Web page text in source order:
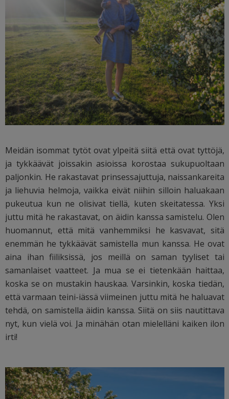
Meidän isommat tytöt ovat ylpeitä siitä että ovat tyttöjä,
ja tykkäävät joissakin asioissa korostaa sukupuoltaan
paljonkin. He rakastavat prinsessajuttuja, naissankareita
ja liehuvia helmoja, vaikka eivät niihin silloin haluakaan
pukeutua kun ne olisivat tiellä, kuten skeitatessa. Yksi
juttu mitä he rakastavat, on äidin kanssa samistelu. Olen
huomannut, että mitä vanhemmiksi he kasvavat, sitä
enemmän he tykkäävät samistella mun kanssa. He ovat
aina ihan fiiliksissä, jos meillä on saman tyyliset tai
samanlaiset vaatteet. Ja mua se ei tietenkään haittaa,
koska se on mustakin hauskaa. Varsinkin, koska tiedän,
että varmaan teini-iässä viimeinen juttu mitä he haluavat
tehdä, on samistella äidin kanssa. Siitä on siis nautittava
nyt, kun vielä voi. Ja minähän otan mielelläni kaiken ilon
irti!